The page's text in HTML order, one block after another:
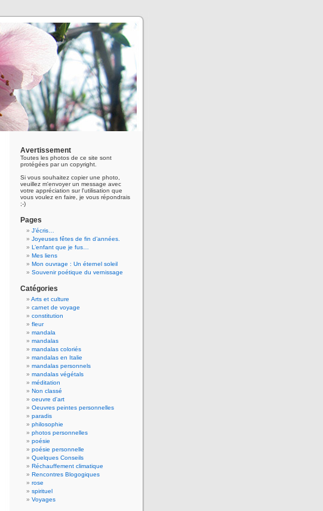
Avertissement
Toutes les photos de ce site sont
protégées par un copyright.
Si vous souhaitez copier une photo,
veuillez m'envoyer un message avec
votre appréciation sur l'utilisation que
vous voulez en faire, je vous répondrais
;-)
Pages
J’écris…
Joyeuses fêtes de fin d’années.
L’enfant que je fus…
Mes liens
Mon ouvrage : Un éternel soleil
Souvenir poétique du vernissage
Catégories
Arts et culture
carnet de voyage
constitution
fleur
mandala
mandalas
mandalas coloriés
mandalas en Italie
mandalas personnels
mandalas végétals
méditation
Non classé
oeuvre d'art
Oeuvres peintes personnelles
paradis
philosophie
photos personnelles
poésie
poésie personnelle
Quelques Conseils
Réchauffement climatique
Rencontres Blogogiques
rose
spirituel
Voyages